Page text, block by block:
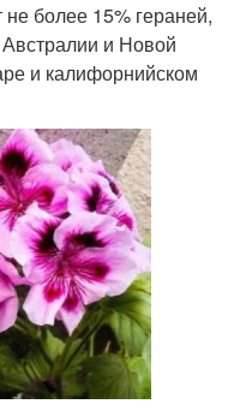
не более 15% гераней,
Австралии и Новой
и калифорнийском